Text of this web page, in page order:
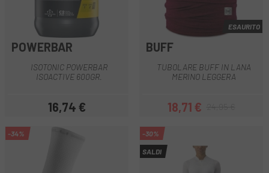
POWERBAR
ISOTONIC POWERBAR
ISOACTIVE 600GR.
Prezzo
16,74 €
ESAURITO
BUFF
TUBOLARE BUFF IN LANA
MERINO LEGGERA
Prezzo
18,71 €Prezzo base
-34% -30%
SALDI